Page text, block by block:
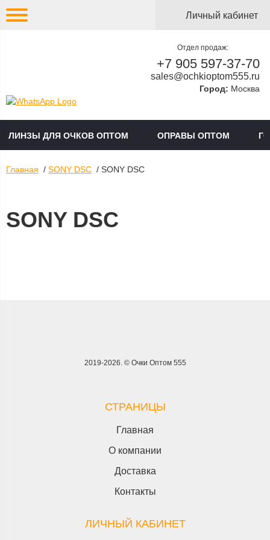
Личный кабинет
Отдел продаж:
+7 905 597-37-70
sales@ochkioptom555.ru
Город: Москва
ЛИНЗЫ ДЛЯ ОЧКОВ ОПТОМ ОПРАВЫ ОПТОМ
Главная / SONY DSC / SONY DSC
SONY DSC
2019-2026. © Очки Оптом 555
СТРАНИЦЫ
Главная
О компании
Доставка
Контакты
ЛИЧНЫЙ КАБИНЕТ